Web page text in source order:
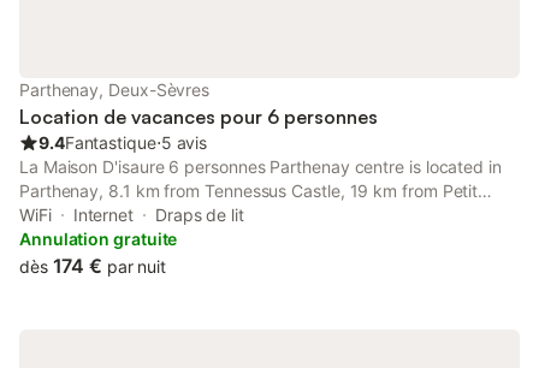
Parthenay, Deux-Sèvres
Location de vacances pour 6 personnes
9.4Fantastique⋅5 avis
La Maison D'isaure 6 personnes Parthenay centre is located in
Parthenay, 8.1 km from Tennessus Castle, 19 km from Petit
Chene Golf Course, and 26 km from Domaine des Forges Golf
Course.
WiFi Internet
Draps de lit
Annulation gratuite
dès 174 € par nuit